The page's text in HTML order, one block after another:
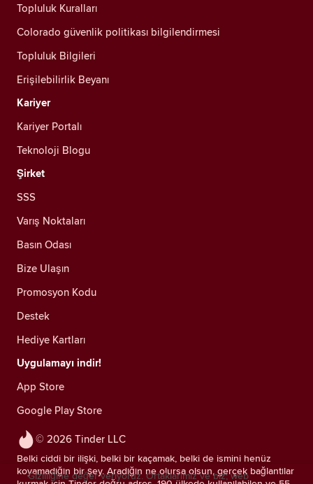
© 2026 Tinder LLC
Belki ciddi bir ilişki, belki bir kaçamak, belki de ismini henüz
koyamadığın bir şey. Aradığın ne olursa olsun, gerçek bağlantılar
Topluluk Kuralları
Colorado güvenlik politikası bilgilendirmesi
Topluluk Bilgileri
Erişilebilirlik Beyanı
Kariyer
Kariyer Portalı
Teknoloji Blogu
Şirket
SSS
Varış Noktaları
Basın Odası
Bize Ulaşın
Promosyon Kodu
Destek
Hediye Kartları
Uygulamayı indir!
App Store
Google Play Store
Gizliliğine değer veriyoruz. Ortaklarımız ve biz; web